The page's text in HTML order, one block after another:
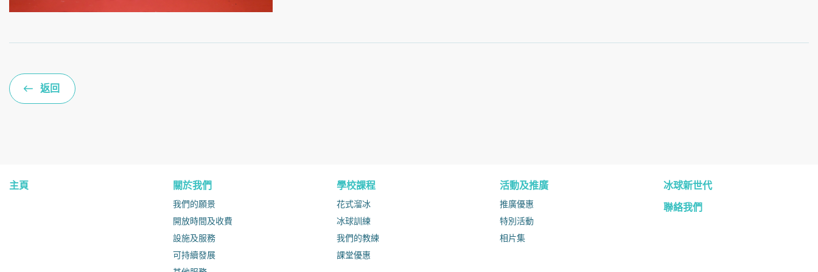
返回
主頁 關於我們
我們的願景
開放時間及收費
設施及服務
可持續發展
學校課程
花式溜冰
冰球訓練
我們的教練
課堂優惠
活動及推廣
推廣優惠
特別活動
相片集
冰球新世代
聯絡我們